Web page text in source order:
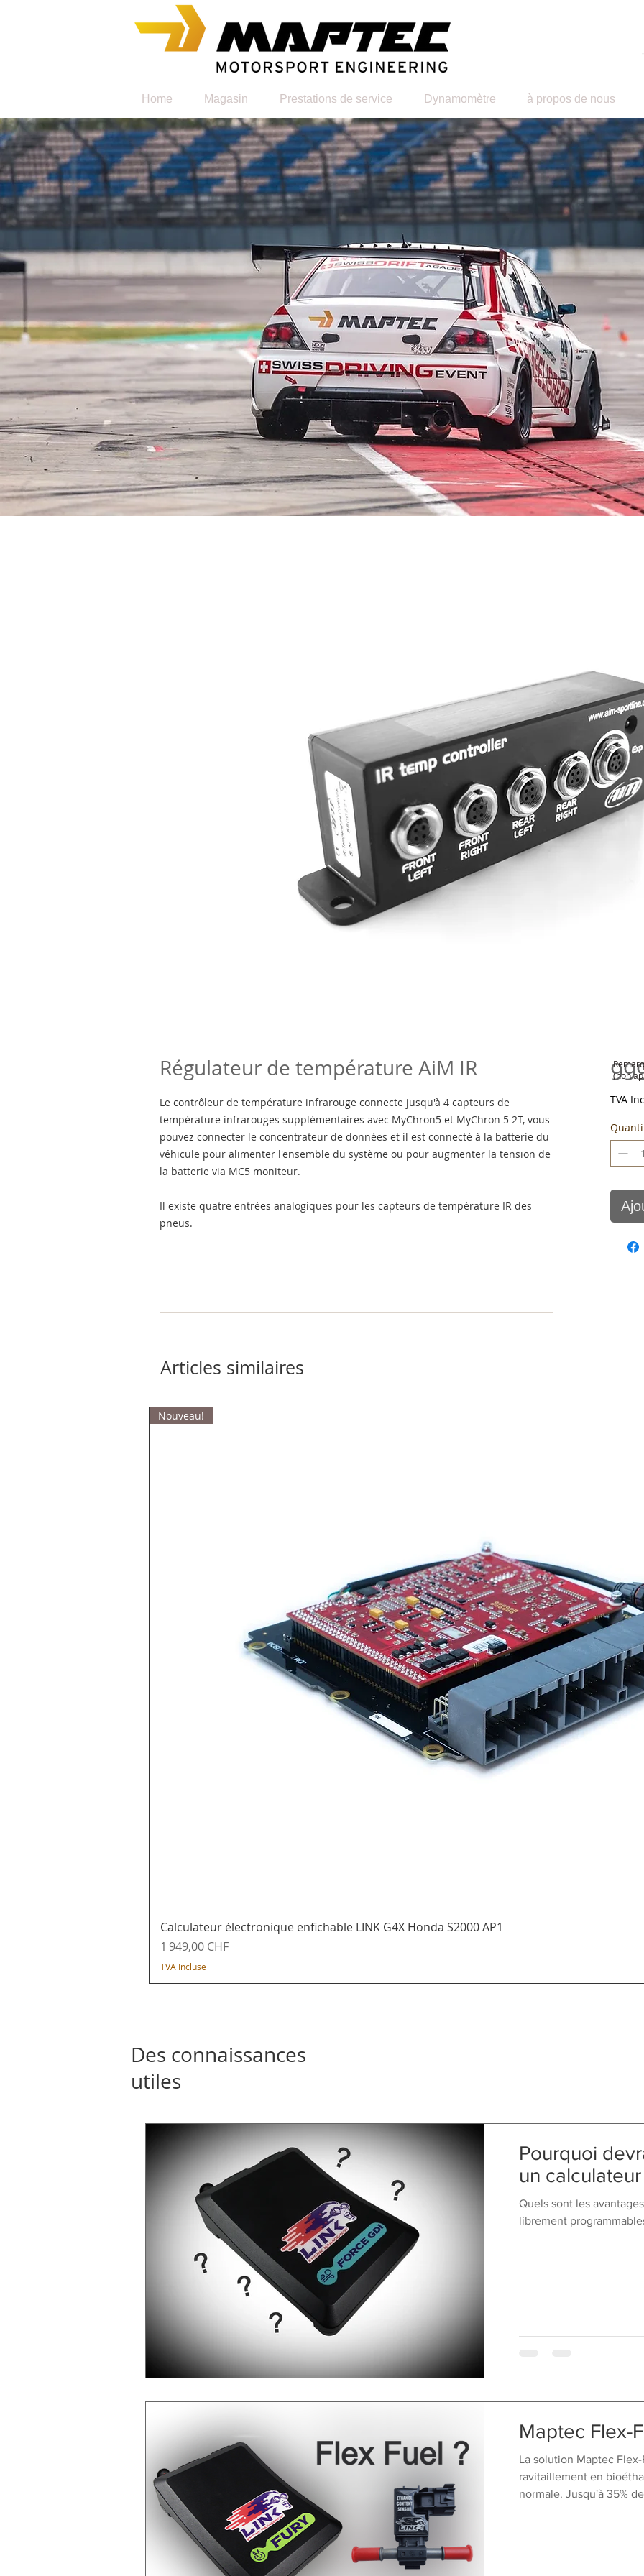
Home Magasin Prestations de service Dynamomètre à propos de nous
Régulateur de température AiM IR
Le contrôleur de température infrarouge connecte jusqu'à 4 capteurs de
température infrarouges supplémentaires avec MyChron5 et MyChron 5 2T, vous
pouvez connecter le concentrateur de données et il est connecté à la batterie du
véhicule pour alimenter l'ensemble du système ou pour augmenter la tension de
la batterie via MC5 moniteur.
Il existe quatre entrées analogiques pour les capteurs de température IR des
pneus.
TVA
(non
Articles similaires
Aperçu rapide
Nouveau!
Calculateur électronique enfichable LINK G4X Honda S2000 AP1
Prix
1 949,00 CHF
TVA Incluse
Des connaissances
utiles
Pourquoi
un
Quels sont les
librement
Maptec Flex-
La solution Maptec
ravitaillement en
normale. Jusqu'à 35%